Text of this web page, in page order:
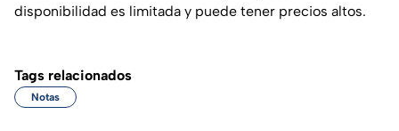
disponibilidad es limitada y puede tener precios altos.
Tags relacionados
Notas